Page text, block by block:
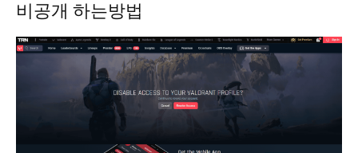
비공개 하는방법